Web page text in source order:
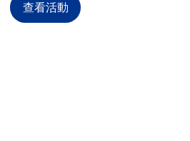
查看活動